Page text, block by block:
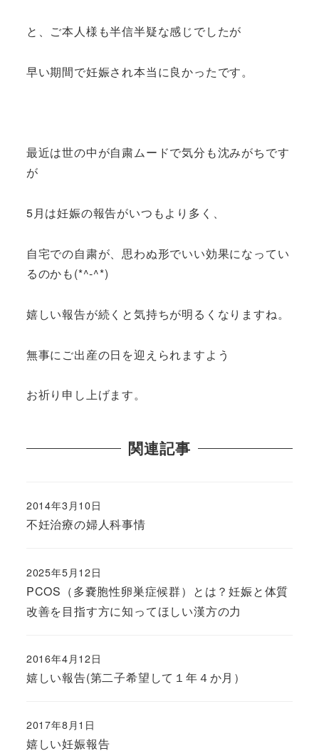
と、ご本人様も半信半疑な感じでしたが
早い期間で妊娠され本当に良かったです。
最近は世の中が自粛ムードで気分も沈みがちです
が
5月は妊娠の報告がいつもより多く、
自宅での自粛が、思わぬ形でいい効果になってい
るのかも(*^-^*)
嬉しい報告が続くと気持ちが明るくなりますね。
無事にご出産の日を迎えられますよう
お祈り申し上げます。
関連記事
不妊治療の婦人科事情
2014年3月10日
PCOS（多嚢胞性卵巣症候群）とは？妊娠と体質
改善を目指す方に知ってほしい漢方の力
2025年5月12日
嬉しい報告(第二子希望して１年４か月）
2016年4月12日
嬉しい妊娠報告
2017年8月1日